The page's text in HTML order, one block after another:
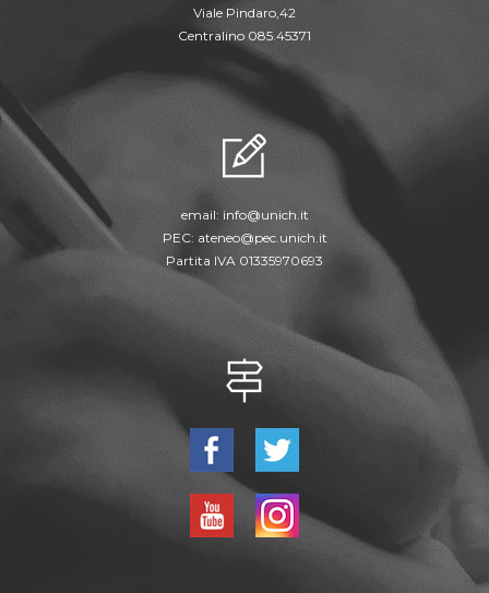
Viale Pindaro,42
Centralino 085.45371
email: info@unich.it
PEC: ateneo@pec.unich.it
Partita IVA 01335970693